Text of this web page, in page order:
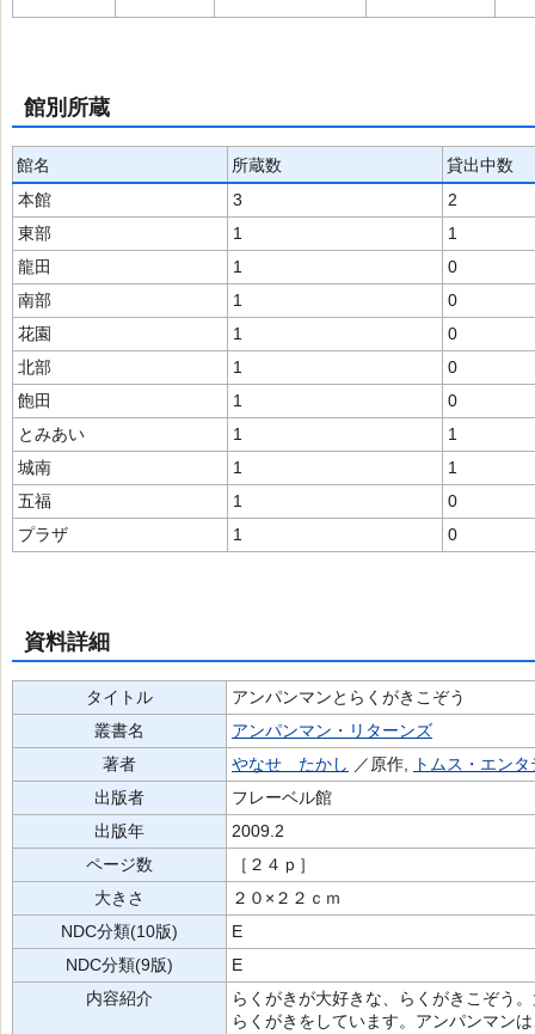
館別所蔵
館名 所蔵数
貸出中数
本館
3
2
東部
1
1
龍田
1
0
南部
1
0
花園
1
0
北部
1
0
飽田
1
0
とみあい
1
1
城南
1
1
五福
1
0
プラザ
1 0
資料詳細
タイトル
アンパンマンとらくがきこぞう
叢書名
アンパンマン・リターンズ
著者
やなせ たかし ／原作,
トムス・エン
出版者
フレーベル館
出版年
2009.2
ページ数
［２４ｐ］
大きさ
２０×２２ｃｍ
NDC分類(10版)
E
NDC分類(9版)
E
内容紹介
らくがきが大好きな、らくがきこぞう
らくがきをしています。アンパンマン